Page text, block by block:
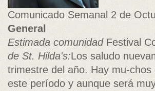
Comunicado Semanal 2 de
General
Estimada comunidad Festival
de St. Hilda's:Los saludo
trimestre del año. Hay mu-
este período y aunque será